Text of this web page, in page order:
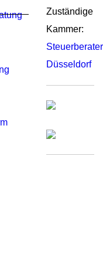
Zuständige
Kammer:
Düsseldorf